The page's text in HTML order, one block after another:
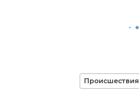
Происшествия